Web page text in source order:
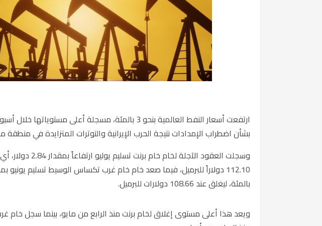
ارتفعت أسعار النفط العالمية بنحو 3 بالمئة، مسجلة أعلى
بشأن اضطراب الإمدادات نتيجة الحرب الإيرانية والتوترات المتزايدة في منطقة
وسجلت العقود الآجلة لخامخام برنت
112.10 دولاراً للبرميل، فيما صعد خام
خام غرب تكساس الوسيط
بالمئة، ليغلق عند 108.66 دولارات للبرميل.
ويعد هذا أعلى مستوى إغلاق لخام برنت منذ الرابع من مايو، بينما سجل